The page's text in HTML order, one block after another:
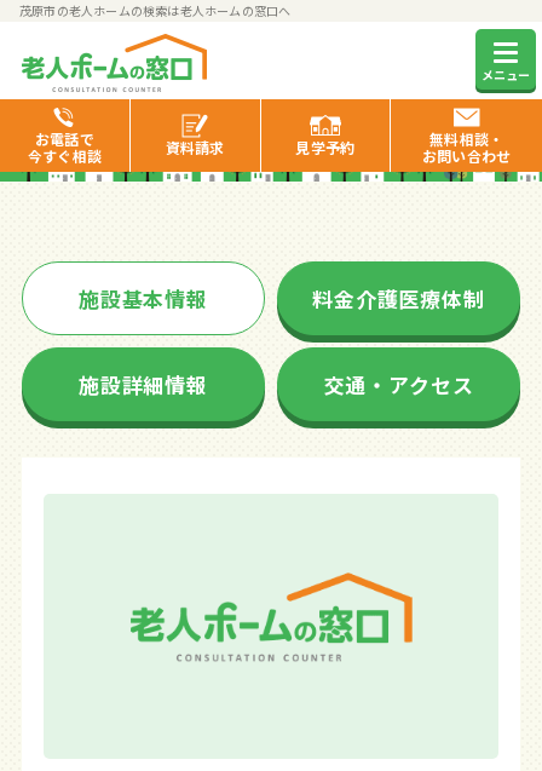
茂原市の老人ホームの検索は老人ホームの窓口へ
メニュー
お電話で
今すぐ相談
資料請求 見学予約
無料相談・
お問い合わせ
ガーデンコート茂原
施設基本情報 料金介護医療体制
施設詳細情報 交通・アクセス